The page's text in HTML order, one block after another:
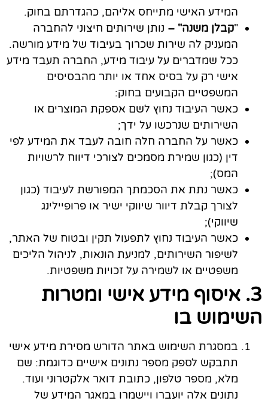
המידע האישי מתייחס אליהם, כהגדרתם בחוק.
"קבלן משנה" – נותן שירותים חיצוני להחברה
המעניק לה שירות שכרוך בעיבוד של מידע מורשה.
ככל שמדברים על עיבוד מידע, החברה תעבד מידע
אישי רק על בסיס אחד או יותר מהבסיסים
המשפטיים הקבועים בחוק:
כאשר העיבוד נחוץ לשם אספקת המוצרים או
השירותים שנרכשו על ידך;
כאשר על החברה חלה חובה לעבד את המידע לפי
דין (כגון שמירת מסמכים לצורכי דיווח לרשויות
המס);
כאשר נתת את הסכמתך המפורשת לעיבוד (כגון
לצורך קבלת דיוור שיווקי ישיר או פרופיילינג
שיווקי);
כאשר העיבוד נחוץ לתפעול תקין ובטוח של האתר,
לשיפור השירותים, למניעת הונאות, לניהול הליכים
משפטיים או לשמירה על זכויות משפטיות.
3. איסוף מידע אישי ומטרות
השימוש בו
במסגרת השימוש באתר הדורש מסירת מידע אישי
תתבקש לספק מספר נתונים אישיים כדוגמת: שם
מלא, מספר טלפון, כתובת דואר אלקטרוני ועוד.
נתונים אלה יועברו ויישמרו במאגר המידע של